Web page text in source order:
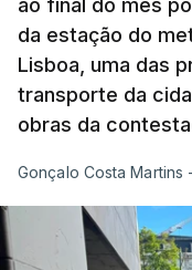
São os dados do
Copernicus, o
do programa
Médio Prazo,
terceiro mês
ao final do mês
da estação do
Lisboa, uma das
transporte da
obras da
Gonçalo Costa Martins